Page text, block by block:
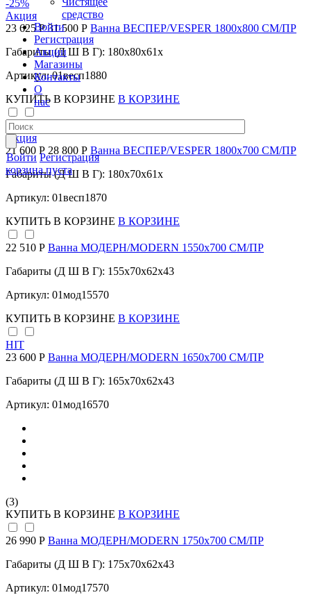
средство
Войти
Регистрация
Акции
Магазины
Контакты
О
нас
Войти Регистрация
корзина пуста
-25%
Акция
23 625 Р31 500 Р Ванна ВЕСПЕР/VESPER 1800х800 СМ/ПР
Габариты (Д Ш В Г): 180x80x61x
Артикул: 01весп1880
КУПИТЬ В КОРЗИНЕ В КОРЗИНЕ
-25%
Акция
21 600 Р 28 800 Р Ванна ВЕСПЕР/VESPER 1800х700 СМ/ПР
Габариты (Д Ш В Г): 180x70x61x
Артикул: 01весп1870
КУПИТЬ В КОРЗИНЕ В КОРЗИНЕ
22 510 Р Ванна МОДЕРН/MODERN 1550х700 СМ/ПР
Габариты (Д Ш В Г): 155x70x62x43
Артикул: 01мод15570
КУПИТЬ В КОРЗИНЕ В КОРЗИНЕ
HIT
23 600 Р Ванна МОДЕРН/MODERN 1650х700 СМ/ПР
Габариты (Д Ш В Г): 165x70x62x43
Артикул: 01мод16570
(3)
КУПИТЬ В КОРЗИНЕ В КОРЗИНЕ
26 990 Р Ванна МОДЕРН/MODERN 1750х700 СМ/ПР
Габариты (Д Ш В Г): 175x70x62x43
Артикул: 01мод17570